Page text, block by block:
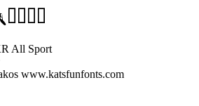
All Sport
www.katsfunfonts.com